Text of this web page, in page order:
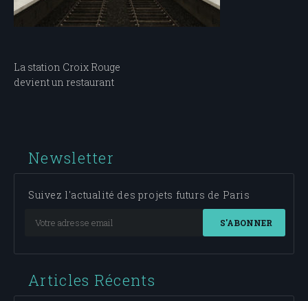
Navigation
de
La station Croix Rouge
devient un restaurant
Newsletter
Suivez l'actualité des projets futurs de Paris
S'ABONNER
Articles Récents